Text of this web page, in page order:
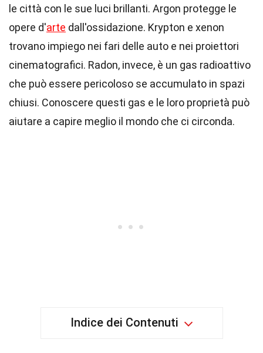
le città con le sue luci brillanti. Argon protegge le
opere d'arte dall'ossidazione. Krypton e xenon
trovano impiego nei fari delle auto e nei proiettori
cinematografici. Radon, invece, è un gas radioattivo
che può essere pericoloso se accumulato in spazi
chiusi. Conoscere questi gas e le loro proprietà può
aiutare a capire meglio il mondo che ci circonda.
Indice dei Contenuti